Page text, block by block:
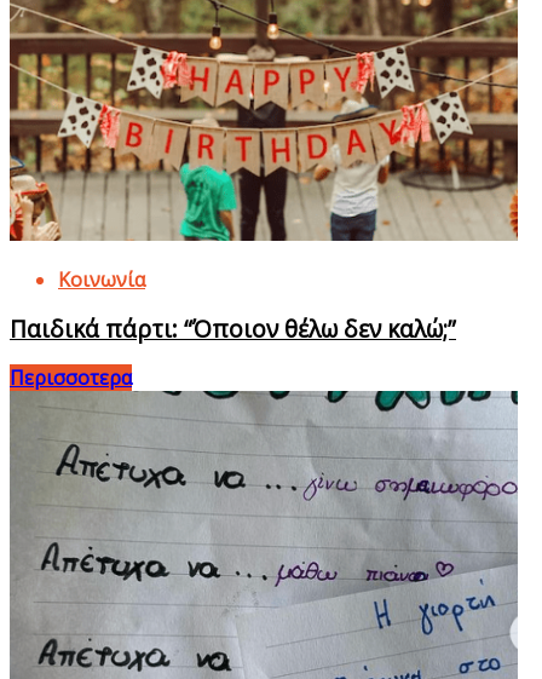
Κοινωνία
Παιδικά πάρτι: “Όποιον θέλω δεν καλώ;”
Περισσοτερα